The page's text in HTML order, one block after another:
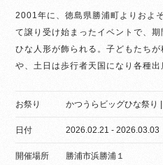
2001年に、徳島県勝浦町よりおよ
て譲り受け始まったイベントで、
ひな人形が飾られる。子どもたち
や、土日は歩行者天国になり各種出
お祭り かつうらビッグひな祭り
日付 2026.02.21 - 2026.03.03
開催場所
勝浦市浜勝浦１